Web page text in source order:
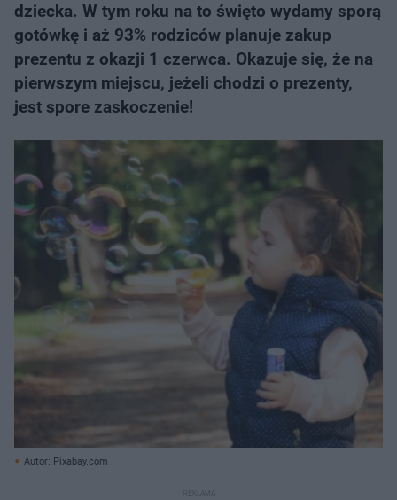
dziecka. W tym roku na to święto wydamy sporą
gotówkę i aż 93% rodziców planuje zakup
prezentu z okazji 1 czerwca. Okazuje się, że na
pierwszym miejscu, jeżeli chodzi o prezenty,
jest spore zaskoczenie!
Autor: Pixabay.com